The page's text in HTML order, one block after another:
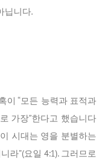
닙니다.
이 “모든 능력과 표적과
가장”한다고 했습니다
시대는 영을 분별하는
라”(요일 4:1). 그러므로